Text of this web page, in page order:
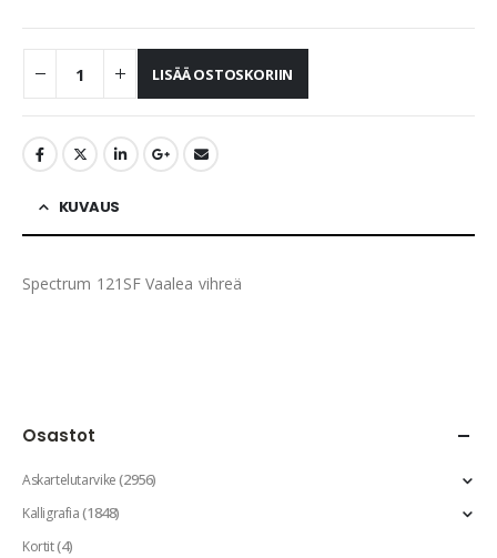
LISÄÄ OSTOSKORIIN
KUVAUS
Spectrum 121SF Vaalea vihreä
Osastot
Askartelutarvike(2956)
Kalligrafia(1848)
Kortit(4)